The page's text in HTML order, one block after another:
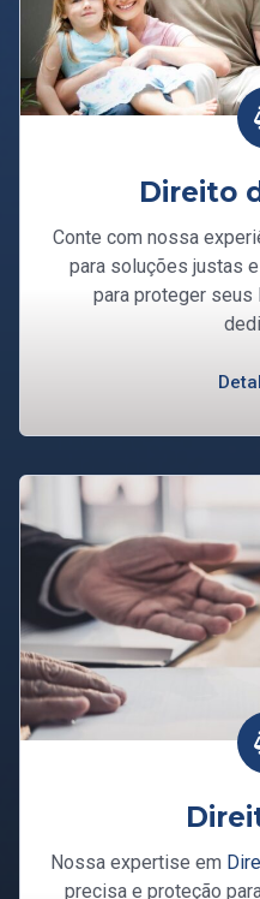
Direito
Conte com nossa
para soluções justas
para proteger
Nossa expertise em
precisa e proteção